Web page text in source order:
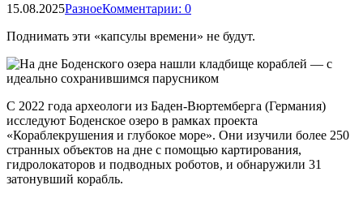
15.08.2025РазноеКомментарии: 0
Поднимать эти «капсулы времени» не будут.
С 2022 года археологи из Баден-Вюртемберга (Германия)
исследуют Боденское озеро в рамках проекта
«Кораблекрушения и глубокое море». Они изучили более 250
странных объектов на дне с помощью картирования,
гидролокаторов и подводных роботов, и обнаружили 31
затонувший корабль.